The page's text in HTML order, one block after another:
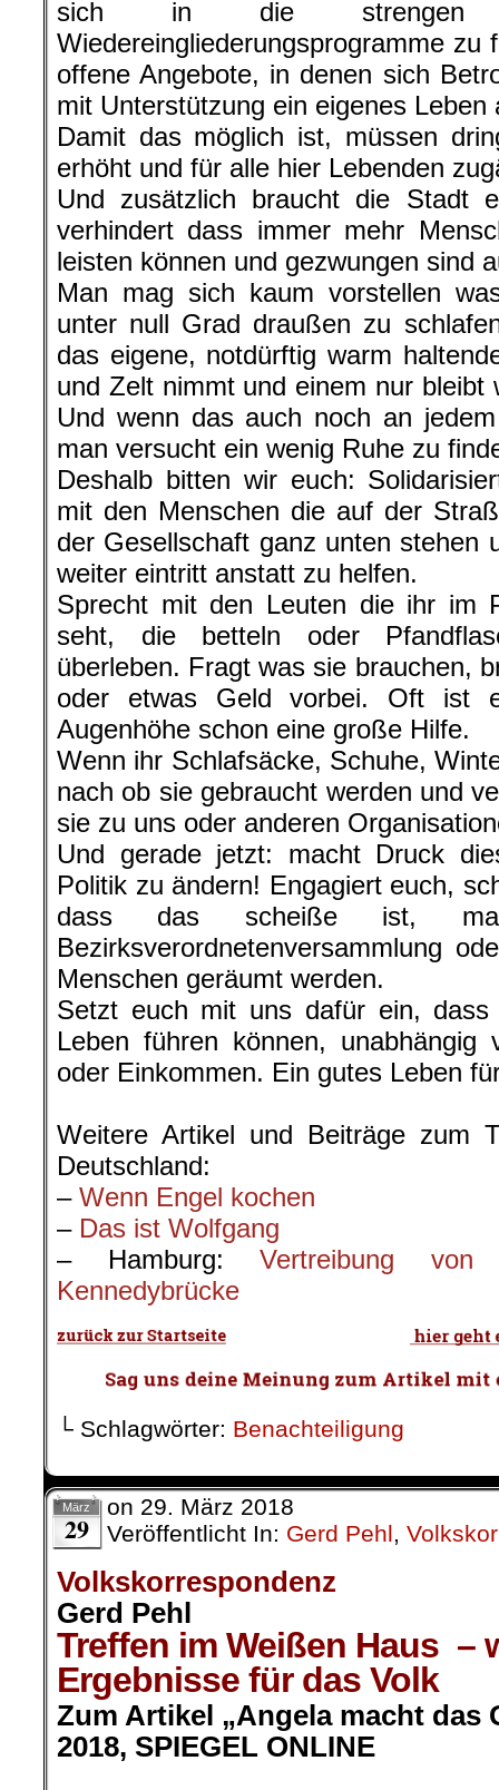
Damit das möglich ist, müssen
erhöht und für alle hier Lebenden
Und zusätzlich braucht die Stadt
verhindert dass immer mehr
leisten können und gezwungen sind
Man mag sich kaum vorstellen
unter null Grad draußen zu
das eigene, notdürftig warm
und Zelt nimmt und einem nur
Und wenn das auch noch an
man versucht ein wenig Ruhe zu
Deshalb bitten wir euch:
mit den Menschen die auf der
der Gesellschaft ganz unten stehen
weiter eintritt anstatt zu helfen.
Sprecht mit den Leuten die ihr im
seht, die betteln oder
überleben. Fragt was sie brauchen,
oder etwas Geld vorbei. Oft ist
Augenhöhe schon eine große Hilfe.
Wenn ihr Schlafsäcke, Schuhe,
nach ob sie gebraucht werden und
sie zu uns oder anderen
Und gerade jetzt: macht Druck
Politik zu ändern! Engagiert euch,
dass das scheiße ist,
Bezirksverordnetenversammlung
Menschen geräumt werden.
Setzt euch mit uns dafür ein,
Leben führen können, unabhängig
oder Einkommen. Ein gutes Leben
.
Weitere Artikel und Beiträge zum
Deutschland:
–Wenn Engel kochen
– Hamburg:Vertreibung
Kennedybrücke
└ Schlagwörter:Benachteiligung
on 29. März 2018
Gerd Pehl
Treffen im Weißen Haus –
Ergebnisse für das Volk
Zum Artikel „Angela macht das
2018, SPIEGEL ONLINE
Gerd Pehl
Hier zeigt Merkel
Deutschland-
Übereinstimmung